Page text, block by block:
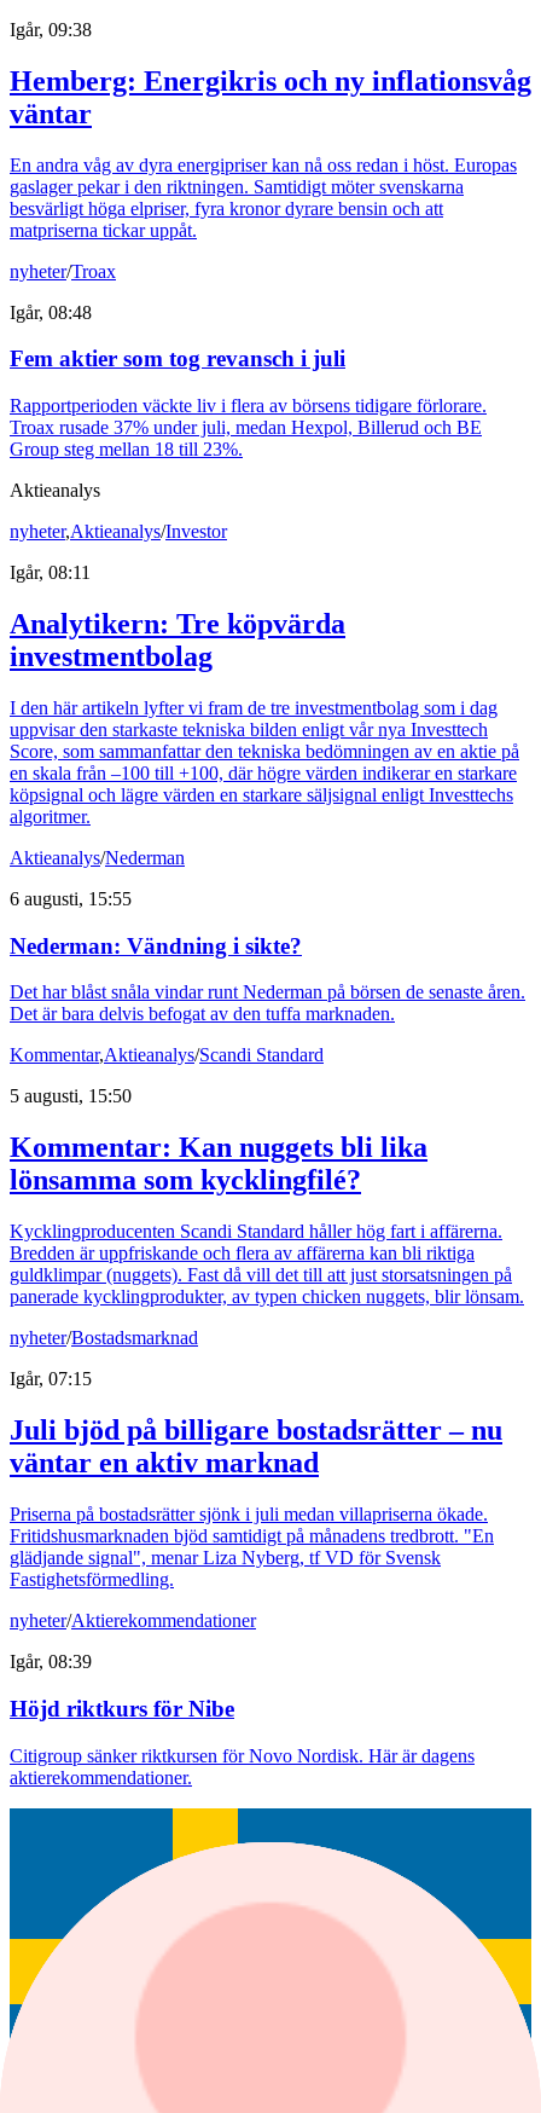
Igår, 09:38
Hemberg: Energikris och ny inflationsvåg
väntar
En andra våg av dyra energipriser kan nå oss redan i höst. Europas
gaslager pekar i den riktningen. Samtidigt möter svenskarna
besvärligt höga elpriser, fyra kronor dyrare bensin och att
matpriserna tickar uppåt.
nyheter/Troax
Igår, 08:48
Fem aktier som tog revansch i juli
Rapportperioden väckte liv i flera av börsens tidigare förlorare.
Troax rusade 37% under juli, medan Hexpol, Billerud och BE
Group steg mellan 18 till 23%.
Aktieanalys
nyheter,Aktieanalys/Investor
Igår, 08:11
Analytikern: Tre köpvärda
investmentbolag
I den här artikeln lyfter vi fram de tre investmentbolag som i dag
uppvisar den starkaste tekniska bilden enligt vår nya Investtech
Score, som sammanfattar den tekniska bedömningen av en aktie på
en skala från –100 till +100, där högre värden indikerar en starkare
köpsignal och lägre värden en starkare säljsignal enligt Investtechs
algoritmer.
Aktieanalys/Nederman
6 augusti, 15:55
Nederman: Vändning i sikte?
Det har blåst snåla vindar runt Nederman på börsen de senaste åren.
Det är bara delvis befogat av den tuffa marknaden.
Kommentar,Aktieanalys/Scandi Standard
5 augusti, 15:50
Kommentar: Kan nuggets bli lika
lönsamma som kycklingfilé?
Kycklingproducenten Scandi Standard håller hög fart i affärerna.
Bredden är uppfriskande och flera av affärerna kan bli riktiga
guldklimpar (nuggets). Fast då vill det till att just storsatsningen på
panerade kycklingprodukter, av typen chicken nuggets, blir lönsam.
nyheter/Bostadsmarknad
Igår, 07:15
Juli bjöd på billigare bostadsrätter – nu
väntar en aktiv marknad
Priserna på bostadsrätter sjönk i juli medan villapriserna ökade.
Fritidshusmarknaden bjöd samtidigt på månadens tredbrott. "En
glädjande signal", menar Liza Nyberg, tf VD för Svensk
Fastighetsförmedling.
nyheter/Aktierekommendationer
Igår, 08:39
Höjd riktkurs för Nibe
Citigroup sänker riktkursen för Novo Nordisk. Här är dagens
aktierekommendationer.